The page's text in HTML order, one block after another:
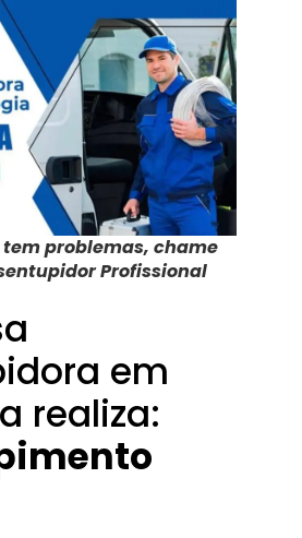
problemas, chame
Profissional
em
realiza: